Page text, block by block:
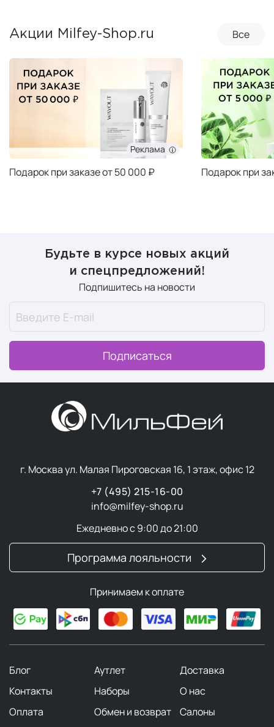
Акции Milfey-Shop.ru Все
Реклама
Подарок при заказе от 50 000 ₽ Подарок при
Будьте в курсе новых акций
и спецпредложений!
Подпишитесь на новости
Подписаться
г. Москва ул. Малая Пироговская 16, 1 этаж, офис 12
+7 (495) 215-16-00
info@milfey-shop.ru
Ежедневно с 9:00 до 21:00
Программа лояльности
Принимаем к оплате
Блог Аутлет
Доставка
Контакты
Наборы
О нас
Оплата
Обмен и возврат
Салоны